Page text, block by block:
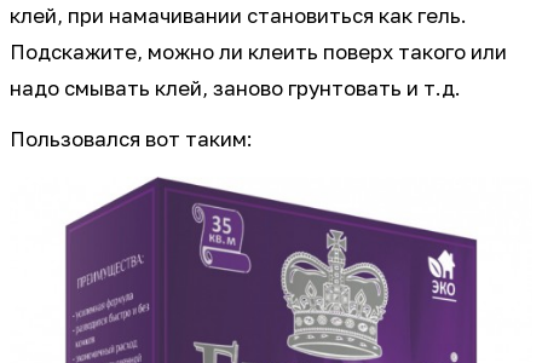
клей, при намачивании становиться как гель.
Подскажите, можно ли клеить поверх такого или
надо смывать клей, заново грунтовать и т.д.
Пользовался вот таким: